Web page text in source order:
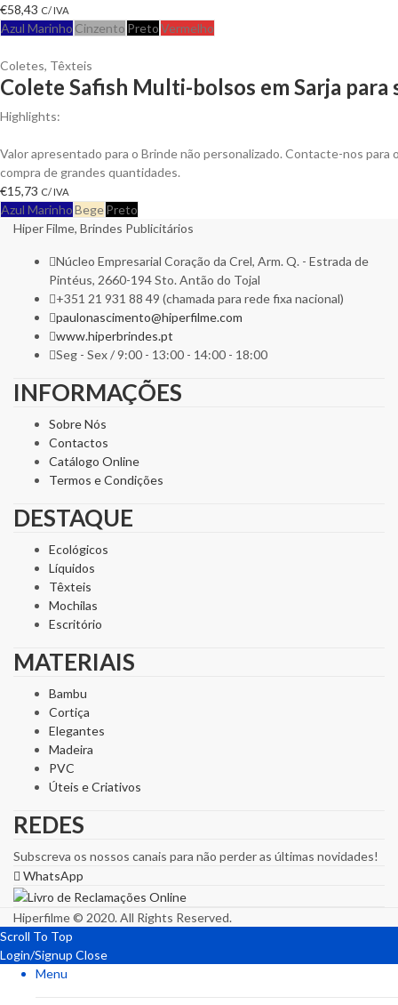
€58,43 C/ IVA
Azul Marinho Cinzento PretoVermelho
Coletes, Têxteis
Colete Safish Multi-bolsos em Sarja para
Highlights:
Valor apresentado para o Brinde não personalizado. Contacte-nos para
compra de grandes quantidades.
€15,73 C/ IVA
Azul MarinhoBegePreto
Hiper Filme, Brindes Publicitários
Núcleo Empresarial Coração da Crel, Arm. Q. - Estrada de
Pintéus, 2660-194 Sto. Antão do Tojal
+351 21 931 88 49 (chamada para rede fixa nacional)
paulonascimento@hiperfilme.com
www.hiperbrindes.pt
Seg - Sex / 9:00 - 13:00 - 14:00 - 18:00
INFORMAÇÕES
Sobre Nós
Contactos
Catálogo Online
Termos e Condições
DESTAQUE
Ecológicos
Líquidos
Têxteis
Mochilas
Escritório
MATERIAIS
Bambu
Cortiça
Elegantes
Madeira
PVC
Úteis e Criativos
REDES
Subscreva os nossos canais para não perder as últimas novidades!
WhatsApp
Hiperfilme © 2020. All Rights Reserved.
Scroll To Top
Login/Signup Close
Menu